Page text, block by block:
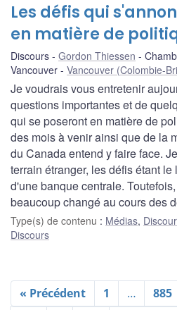
Les défis qui
en matière de
Discours Gordon Thiessen
Vancouver
Vancouver (Colombie-
Je voudrais vous entretenir
questions importantes et de
qui se poseront en matière de
des mois à venir ainsi que de la
du Canada entend y faire face.
terrain étranger, les défis étant
d'une banque centrale.
beaucoup changé au cours des
Type(s) de contenu : Médias,
Discours
« Précédent 1 … 885